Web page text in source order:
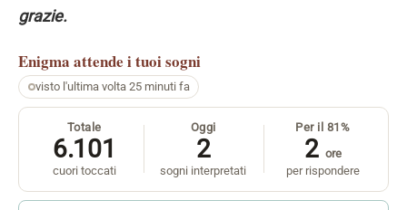
grazie.
Enigma attende i tuoi sogni
visto l'ultima volta 25 minuti fa
Totale
6.101
cuori toccati
Oggi
2
sogni interpretati
Per il 81%
2 ore
per rispondere